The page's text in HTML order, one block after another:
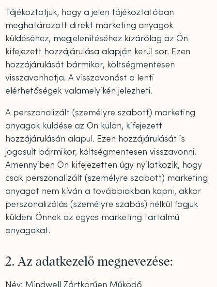
Tájékoztatjuk, hogy a jelen tájékoztatóban
meghatározott direkt marketing anyagok
küldéséhez, megjelenítéséhez kizárólag az Ön
kifejezett hozzájárulása alapján kerül sor. Ezen
hozzájárulását bármikor, költségmentesen
visszavonhatja. A visszavonást a lenti
elérhetőségek valamelyikén jelezheti.
A perszonalizált (személyre szabott) marketing
anyagok küldése az Ön külön, kifejezett
hozzájárulásán alapul. Ezen hozzájárulását is
jogosult bármikor, költségmentesen visszavonni.
Amennyiben Ön kifejezetten úgy nyilatkozik, hogy
csak perszonalizált (személyre szabott) marketing
anyagot nem kíván a továbbiakban kapni, akkor
perszonalizálás (személyre szabás) nélkül fogjuk
küldeni Önnek az egyes marketing tartalmú
anyagokat.
2. Az adatkezelő megnevezése:
Név: Mindwell Zártkörűen Működő